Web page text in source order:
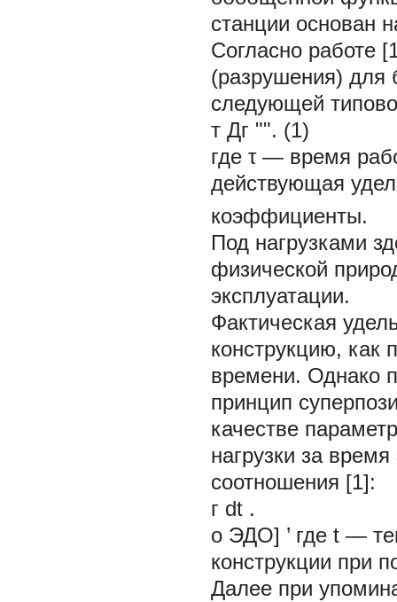
станции основан
Согласно работе
(разрушения) для
следующей
т Дг "". (1)
где τ — время
действующая
коэффициенты.
Под нагрузками
физической
эксплуатации.
Фактическая
конструкцию, как
времени. Однако
принцип
качестве
нагрузки за
соотношения [1]:
г dt .
о ЭДО] ’ где t —
конструкции при
Далее при